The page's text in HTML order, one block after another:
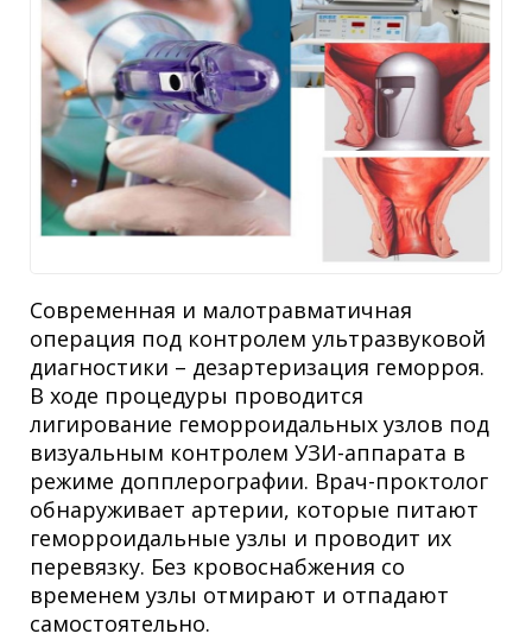
Современная и малотравматичная
операция под контролем ультразвуковой
диагностики – дезартеризация геморроя.
В ходе процедуры проводится
лигирование геморроидальных узлов под
визуальным контролем УЗИ-аппарата в
режиме допплерографии. Врач-проктолог
обнаруживает артерии, которые питают
геморроидальные узлы и проводит их
перевязку. Без кровоснабжения со
временем узлы отмирают и отпадают
самостоятельно.